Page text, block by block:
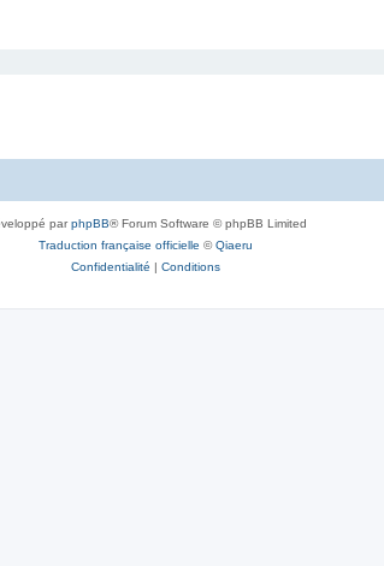
parphpBB® Forum Software © phpBB Limited
Traduction française officielle ©Qiaeru
Confidentialité | Conditions